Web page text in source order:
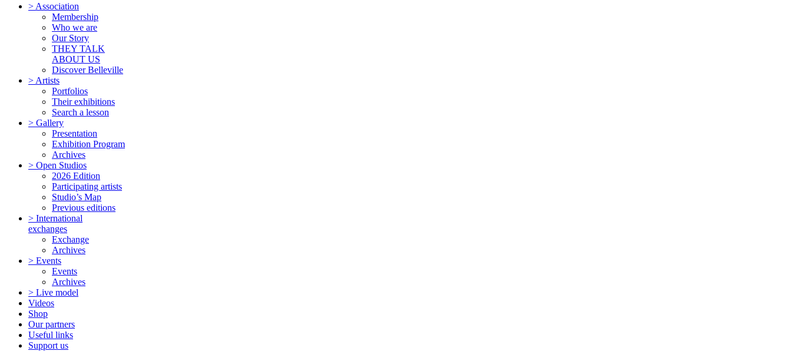
> Association
Membership
Who we are
Our Story
THEY TALK
ABOUT US
Discover Belleville
> Artists
Portfolios
Their exhibitions
Search a lesson
> Gallery
Presentation
Exhibition Program
Archives
> Open Studios
2026 Edition
Participating artists
Studio’s Map
Previous editions
> International
exchanges
Exchange
Archives
> Events
Events
Archives
> Live model
Videos
Shop
Our partners
Useful links
Support us